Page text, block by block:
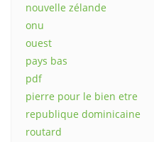
nouvelle zélande
onu
ouest
pays bas
pdf
pierre pour le bien etre
republique dominicaine
routard